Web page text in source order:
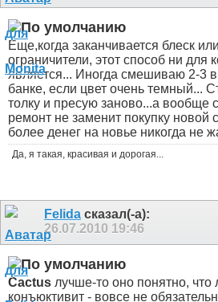
Еще,когда заканчивается блеск
ограничители, этот способ ни для
является... Иногда смешиваю 2-3
банке, если цвет очень темный...
толку и пресую заново...а вообще
ремонт не заменит покупку новой
более денег на новье никогда не
Да, я такая, красивая и дорогая...
Felida сказал(-а):
26.07.2010 19:46
Cactus лучше-то оно понятно, что
конъюктивит - вовсе не